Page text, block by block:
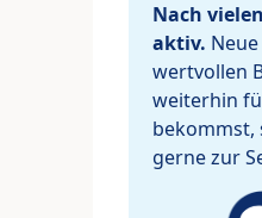
Nach
aktiv.
wertvollen
weiterhin
bekommst,
gerne zur